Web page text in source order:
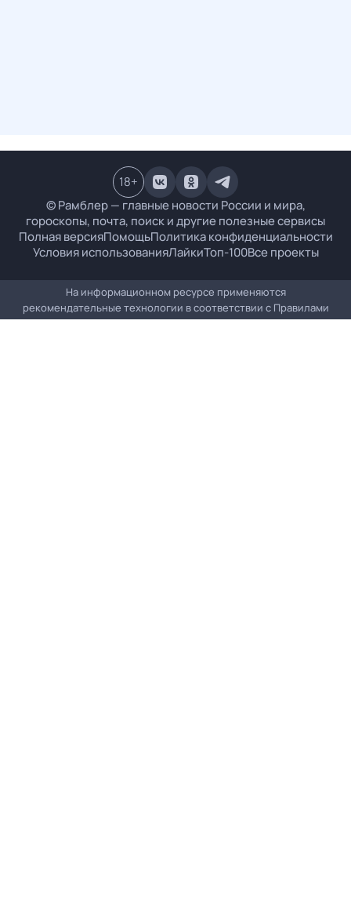
© Рамблер — главные новости России и мира,
гороскопы, почта, поиск и другие полезные сервисы
Полная версияПомощьПолитика конфиденциальности
Условия использованияЛайкиТоп-100Все проекты
18+
На информационном ресурсе применяются
рекомендательные технологии в соответствии с Правилами